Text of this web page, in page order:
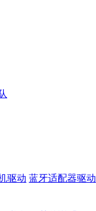
驱动 蓝牙适配器驱动